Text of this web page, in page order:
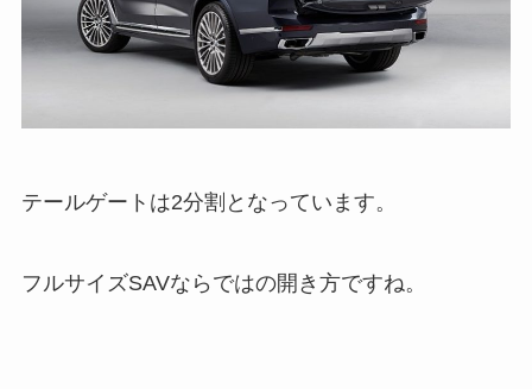
テールゲートは2分割となっています。
フルサイズSAVならではの開き方ですね。